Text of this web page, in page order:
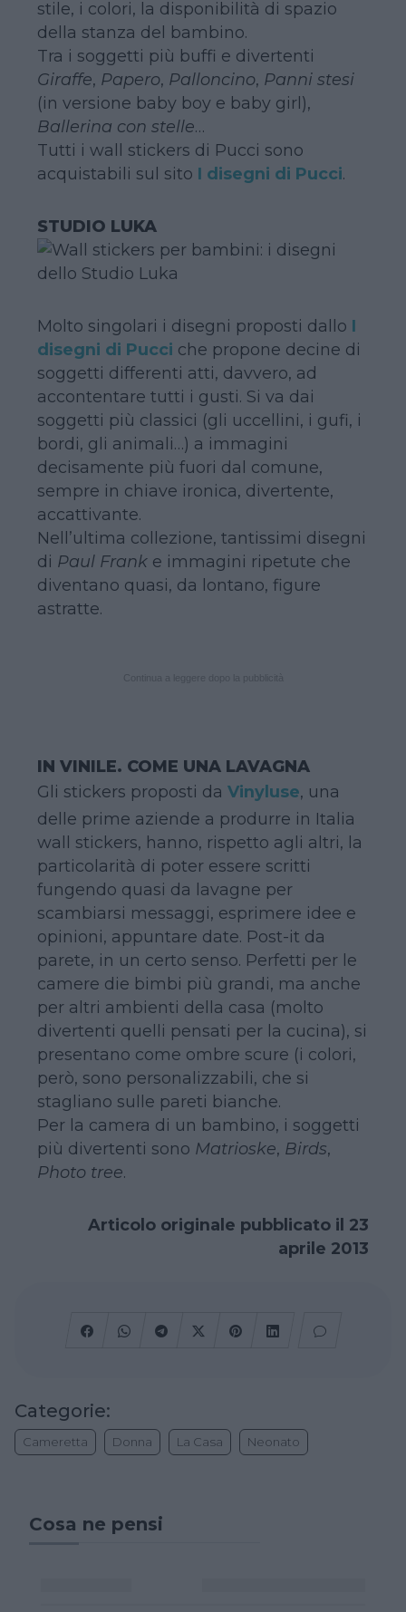
stile, i colori, la disponibilità di spazio
della stanza del bambino.
Tra i soggetti più buffi e divertenti
Giraffe, Papero, Palloncino, Panni stesi
(in versione baby boy e baby girl),
Ballerina con stelle…
Tutti i wall stickers di Pucci sono
acquistabili sul sito I disegni di Pucci.
STUDIO LUKA
Molto singolari i disegni proposti dallo I
disegni di Pucci che propone decine di
soggetti differenti atti, davvero, ad
accontentare tutti i gusti. Si va dai
soggetti più classici (gli uccellini, i gufi, i
bordi, gli animali…) a immagini
decisamente più fuori dal comune,
sempre in chiave ironica, divertente,
accattivante.
Nell’ultima collezione, tantissimi disegni
di Paul Franke immagini ripetute che
diventano quasi, da lontano, figure
astratte.
IN VINILE. COME UNA LAVAGNA
Gli stickers proposti da Vinyluse, una
delle prime aziende a produrre in Italia
wall stickers, hanno, rispetto agli altri, la
particolarità di poter essere scritti
fungendo quasi da lavagne per
scambiarsi messaggi, esprimere idee e
opinioni, appuntare date. Post-it da
parete, in un certo senso. Perfetti per le
camere die bimbi più grandi, ma anche
per altri ambienti della casa (molto
divertenti quelli pensati per la cucina), si
presentano come ombre scure (i colori,
però, sono personalizzabili, che si
stagliano sulle pareti bianche.
Per la camera di un bambino, i soggetti
più divertenti sono Matrioske, Birds,
Photo tree.
Articolo originale pubblicato il 23
aprile 2013
Categorie:
Cameretta Donna La Casa Neonato
Cosa ne pensi